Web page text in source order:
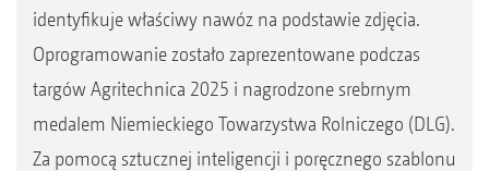
identyfikuje właściwy nawóz na podstawie zdjęcia.
Oprogramowanie zostało zaprezentowane podczas
targów Agritechnica 2025 i nagrodzone srebrnym
medalem Niemieckiego Towarzystwa Rolniczego (DLG).
Za pomocą sztucznej inteligencji i poręcznego szablonu